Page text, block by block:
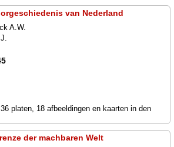
van Nederland
A.W.
platen, 18 afbeeldingen en kaarten in den
der machbaren Welt